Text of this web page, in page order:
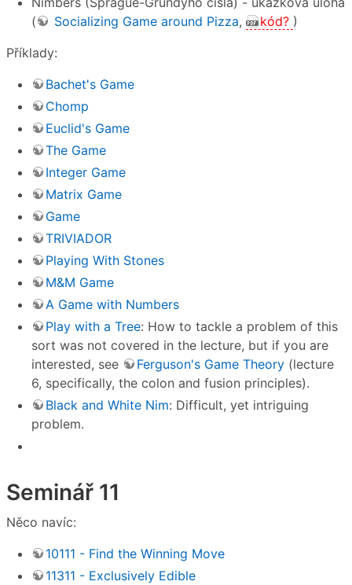
(
Socializing Game around Pizza, kód? )
Příklady:
Bachet's Game
Chomp
Euclid's Game
The Game
Integer Game
Matrix Game
Game
TRIVIADOR
Playing With Stones
M&M Game
A Game with Numbers
Play with a Tree: How to tackle a problem of this
sort was not covered in the lecture, but if you are
interested, see
Ferguson's Game Theory (lecture
6, specifically, the colon and fusion principles).
Black and White Nim: Difficult, yet intriguing
problem.
Seminář 11
Něco navíc:
10111 - Find the Winning Move
11311 - Exclusively Edible